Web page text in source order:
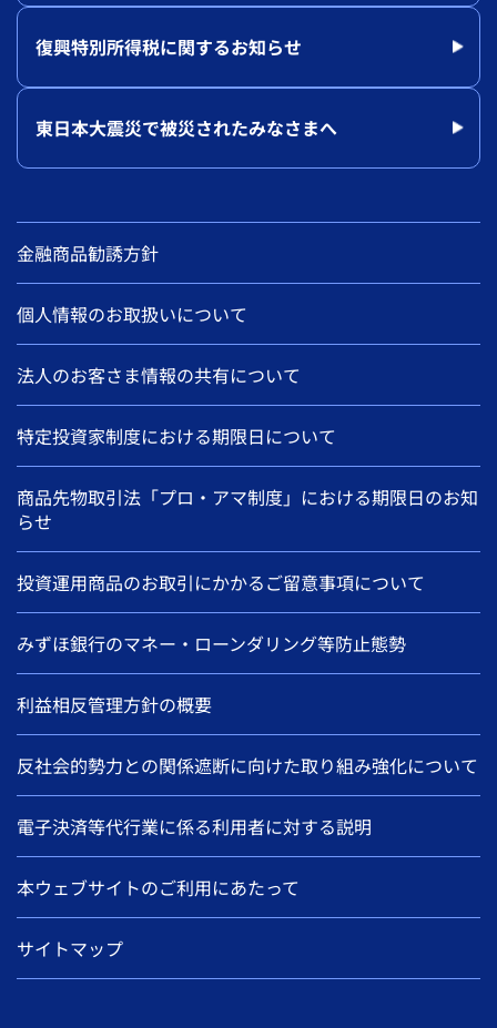
復興特別所得税に関するお知らせ
東日本大震災で被災されたみなさまへ
金融商品勧誘方針
個人情報のお取扱いについて
法人のお客さま情報の共有について
特定投資家制度における期限日について
商品先物取引法「プロ・アマ制度」における期限日のお知
らせ
投資運用商品のお取引にかかるご留意事項について
みずほ銀行のマネー・ローンダリング等防止態勢
利益相反管理方針の概要
反社会的勢力との関係遮断に向けた取り組み強化について
電子決済等代行業に係る利用者に対する説明
本ウェブサイトのご利用にあたって
サイトマップ